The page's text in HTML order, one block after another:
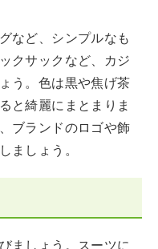
など、シンプルなも
クサックなど、カジ
う。色は黒や焦げ茶
と綺麗にまとまりま
ブランドのロゴや飾
ましょう。
ましょう。スーツに